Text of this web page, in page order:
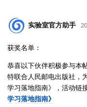
实验室官方助手
获奖名单：
恭喜以下伙伴积极参与本
特联合人民邮电出版社，
学习落地指南》，活动链
学习落地指南》